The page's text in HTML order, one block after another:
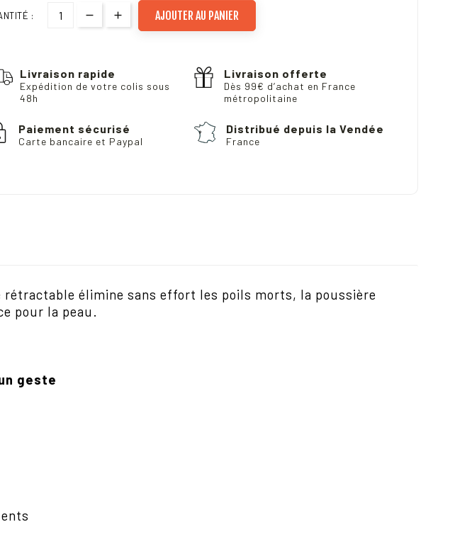
: AJOUTER AU PANIER
Livraison rapide
Expédition de votre colis sous
48h
Livraison offerte
Dès 99€ d’achat en France
métropolitaine
Paiement sécurisé
Carte bancaire et Paypal
Distribué depuis la Vendée
France
rétractable élimine sans effort les poils morts, la poussière
pour la peau.
geste